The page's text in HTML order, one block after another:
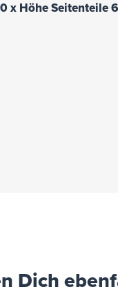
x Höhe Seitenteile
Dich